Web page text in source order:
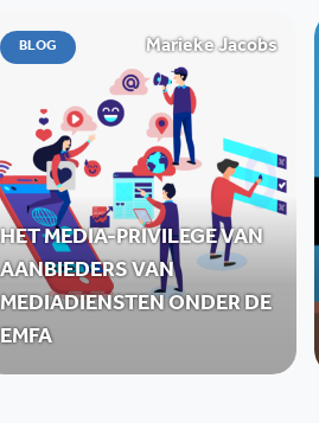
BLOG Marieke Jacobs
HET MEDIA-PRIVILEGE VAN
AANBIEDERS VAN
MEDIADIENSTEN ONDER DE
EMFA